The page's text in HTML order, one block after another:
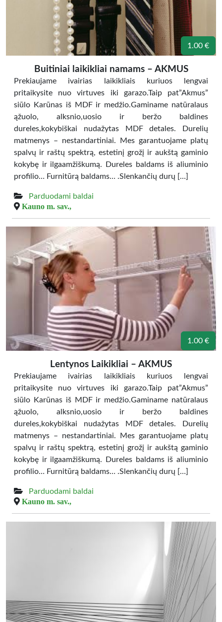
1.00 €
Buitiniai laikikliai namams – AKMUS
Prekiaujame ivairias laikikliais kuriuos lengvai
pritaikysite nuo virtuves iki garazo.Taip pat”Akmus”
siūlo Karūnas iš MDF ir medžio.Gaminame natūralaus
ąžuolo, alksnio,uosio ir beržo baldines
dureles,kokybiškai nudažytas MDF detales. Durelių
matmenys – nestandartiniai. Mes garantuojame platų
spalvų ir raštų spektrą, estetinį grožį ir aukštą gaminio
kokybę ir ilgaamžiškumą. Dureles baldams iš aliuminio
profilio… Furnitūrą baldams… .Slenkančių durų […]
Parduodami baldai
Kauno m. sav.,
1.00 €
Lentynos Laikikliai – AKMUS
Prekiaujame ivairias laikikliais kuriuos lengvai
pritaikysite nuo virtuves iki garazo.Taip pat”Akmus”
siūlo Karūnas iš MDF ir medžio.Gaminame natūralaus
ąžuolo, alksnio,uosio ir beržo baldines
dureles,kokybiškai nudažytas MDF detales. Durelių
matmenys – nestandartiniai. Mes garantuojame platų
spalvų ir raštų spektrą, estetinį grožį ir aukštą gaminio
kokybę ir ilgaamžiškumą. Dureles baldams iš aliuminio
profilio… Furnitūrą baldams… .Slenkančių durų […]
Parduodami baldai
Kauno m. sav.,